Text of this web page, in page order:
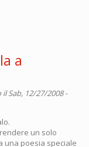
a
il Sab, 12/27/2008 -
un solo
una poesia speciale